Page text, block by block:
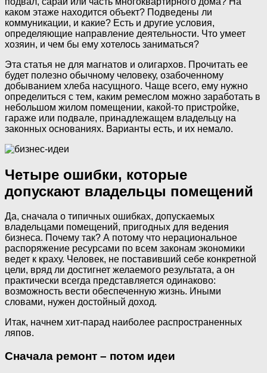
каком этаже находится объект? Подведены ли
коммуникации, и какие? Есть и другие условия,
определяющие направление деятельности. Что умеет
хозяин, и чем бы ему хотелось заниматься?
Эта статья не для магнатов и олигархов. Прочитать ее
будет полезно обычному человеку, озабоченному
добыванием хлеба насущного. Чаще всего, ему нужно
определиться с тем, каким ремеслом можно заработать в
небольшом жилом помещении, какой-то пристройке,
гараже или подвале, принадлежащем владельцу на
законных основаниях. Варианты есть, и их немало.
Четыре ошибки, которые
допускают владельцы помещений
Да, сначала о типичных ошибках, допускаемых
владельцами помещений, пригодных для ведения
бизнеса. Почему так? А потому что нерациональное
распоряжение ресурсами по всем законам экономики
ведет к краху. Человек, не поставивший себе конкретной
цели, вряд ли достигнет желаемого результата, а он
практически всегда представляется одинаково:
возможность вести обеспеченную жизнь. Иными
словами, нужен достойный доход.
Итак, начнем хит-парад наиболее распространенных
ляпов.
Сначала ремонт – потом идеи